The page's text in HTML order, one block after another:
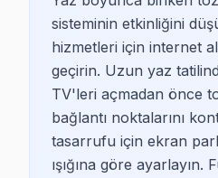
Panasonic TV sahipleri,
Beşiktaş TCL TV
TCL TV sahipleri,
Beşiktaş
sisteminin etkinliğini
hizmetleri için internet
geçirin. Uzun yaz
TV'leri açmadan önce
bağlantı noktalarını
tasarrufu için ekran
ışığına göre ayarlayın.